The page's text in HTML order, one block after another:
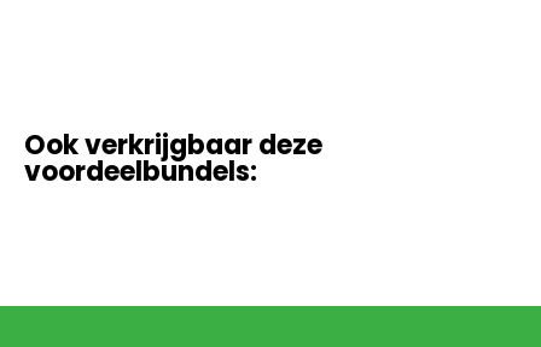
Ook verkrijgbaar deze
voordeelbundels: